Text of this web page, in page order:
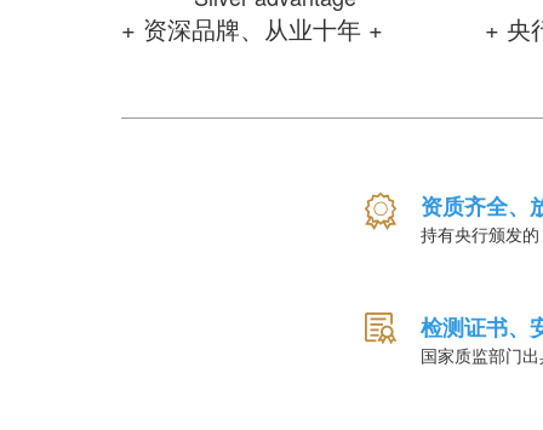
+ 资深品牌、从业十年 + + 央
资质齐全、
持有央行颁发
检测证书、
国家质监部门